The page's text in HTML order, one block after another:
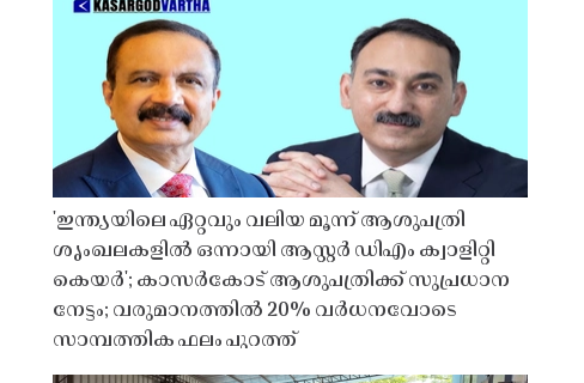
'ഇന്ത്യയിലെ ഏറ്റവും വലിയ മൂന്ന് ആശുപത്രി
ശൃംഖലകളിൽ ഒന്നായി ആസ്റ്റർ ഡിഎം ക്വാളിറ്റി
കെയർ'; കാസർകോട് ആശുപത്രിക്ക് സുപ്രധാന
നേട്ടം; വരുമാനത്തിൽ 20% വർധനവോടെ
സാമ്പത്തിക ഫലം പുറത്ത്